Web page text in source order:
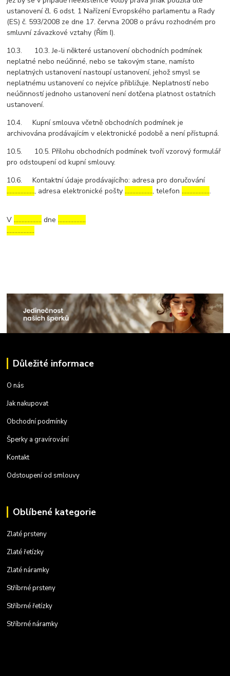
ustanovení čl. 6 odst. 1 Nařízení Evropského parlamentu a Rady
(ES) č. 593/2008 ze dne 17. června 2008 o právu rozhodném pro
smluvní závazkové vztahy (Řím I).
10.3. 10.3. Je-li některé ustanovení obchodních podmínek
neplatné nebo neúčinné, nebo se takovým stane, namísto
neplatných ustanovení nastoupí ustanovení, jehož smysl se
neplatnému ustanovení co nejvíce přibližuje. Neplatností nebo
neúčinností jednoho ustanovení není dotčena platnost ostatních
ustanovení.
10.4. Kupní smlouva včetně obchodních podmínek je
archivována prodávajícím v elektronické podobě a není přístupná.
10.5. 10.5. Přílohu obchodních podmínek tvoří vzorový formulář
pro odstoupení od kupní smlouvy.
10.6. Kontaktní údaje prodávajícího: adresa pro doručování
………………, adresa elektronické pošty………………, telefon……………….
V……………… dne………………
………………
Důležité informace
O nás
Jak nakupovat
Obchodní podmínky
Šperky a gravírování
Kontakt
Odstoupení od smlouvy
Oblíbené kategorie
Zlaté prsteny
Zlaté řetízky
Zlaté náramky
Stříbrné prsteny
Stříbrné řetízky
Stříbrné náramky